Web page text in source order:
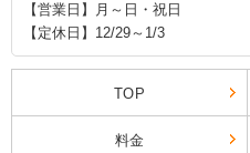
【営業日】月～日・祝日
【定休日】12/29～1/3
TOP
料金